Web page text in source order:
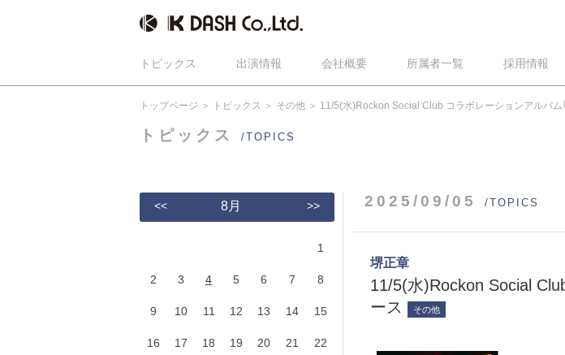
トピックス 出演情報 会社概要 所属者一覧 採用情報
トップページ トピックス その他 11/5(水)Rockon Social Club コラボレーションアルバム
トピックス /TOPICS
2025/09/05 /TOPICS
堺正章
11/5(水)Rockon Social
ース
その他
<< 8月 >>
1
2 3 4 5 6 7 8
9 10 11 12 13 14 15
16 17 18 19 20 21 22